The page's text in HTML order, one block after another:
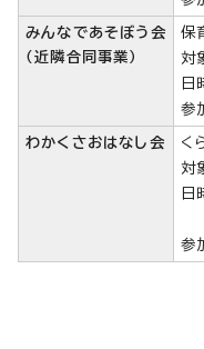
みんなであそぼう会
（近隣合同事業）
保
対
日
参
わかくさおはなし会
く
対
日
参